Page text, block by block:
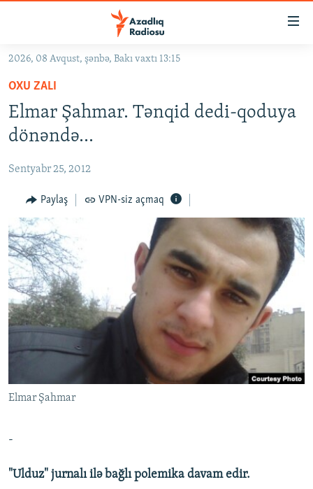
Əsas
qayıt
Əsas
naviqasiyaya
qayıt
Axtarışa
#İZAHLA
KORRUPSIOMETR
FƏRQƏ BAX
QANUNI DOĞRU
ARAŞDIRMA
MULTIMEDIA
VIDEO
FOTOQALEREYA
İNFOQRAFIKA
KARIKATURA
RADIO ARXIV
OXU ZALI
AZƏRBAYCAN ƏDƏBIYYATI KITABXANASI
İSLAM VƏ DEMOKRATIYA
İZ - MƏDƏNIYYƏT PROQRAMI
HAQQIMIZDA
MISSIYAMIZ
PEŞƏ ETIKASI VƏ JURNALISTIKA STANDARTLARIMIZ
MATERIALLARIMIZDAN ISTIFADƏ
AZADLIQRADIOSU MOBIL TELEFONUNUZDA
RFE/RL-in bütün saytları
2026, 08 Avqust, şənbə, Bakı vaxtı 13:15
OXU ZALI
Elmar Şahmar. Tənqid dedi-qoduya
dönəndə...
Sentyabr 25, 2012
Paylaş VPN-siz açmaq
Elmar Şahmar
-
"Ulduz" jurnalı ilə bağlı polemika davam edir.